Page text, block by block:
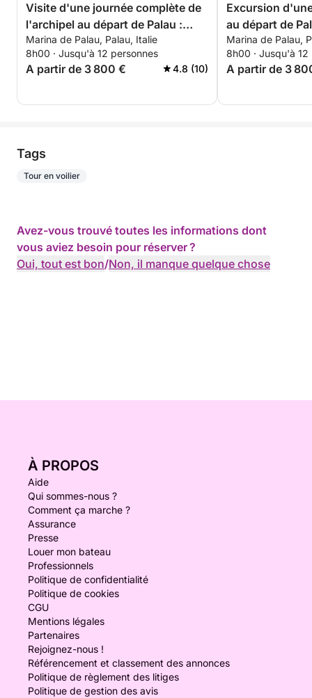
Réservez dès maintenant et vivez une expérience
inoubliable dans les eaux paradisiaques de la
Sardaigne et de l’Archipel de la Maddalena !
Visite d'une journée complète de
l'archipel au départ de Palau :
Caprera, Maddalena, Spargi et
Budelli
Marina de Palau, Palau, Italie
8h00 · Jusqu'à 12 personnes
A partir de 3 800 € 4.8 (10)
Excursion
au départ de
Caprera et la
Marina de Palau,
8h00 · Jusqu'à 12
A partir de 3
Tags
Tour en voilier
Avez-vous trouvé toutes les informations dont
vous aviez besoin pour réserver ?
Oui, tout est bon/Non, il manque quelque chose
À PROPOS
Aide
Qui sommes-nous ?
Comment ça marche ?
Assurance
Presse
Louer mon bateau
Professionnels
Politique de confidentialité
Politique de cookies
CGU
Mentions légales
Partenaires
Rejoignez-nous !
Référencement et classement des annonces
Politique de règlement des litiges
Politique de gestion des avis